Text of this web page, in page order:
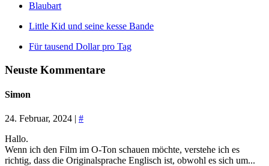
Blaubart
Little Kid und seine kesse Bande
Für tausend Dollar pro Tag
Neuste Kommentare
Simon
24. Februar, 2024 | #
Hallo.
Wenn ich den Film im O-Ton schauen möchte, verstehe ich es
richtig, dass die Originalsprache Englisch ist, obwohl es sich um...